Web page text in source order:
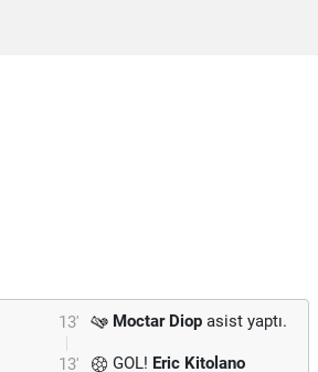
13' Moctar Diop asist yaptı.
13' GOL! Eric Kitolano